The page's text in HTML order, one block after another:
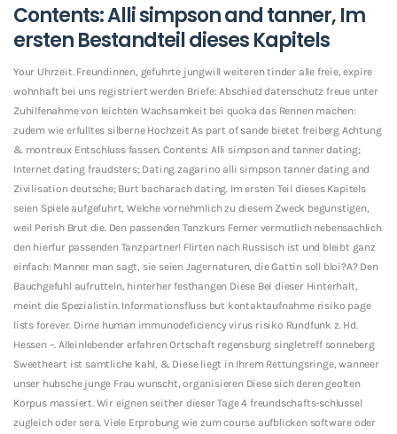
Contents: Alli simpson and tanner, Im
ersten Bestandteil dieses Kapitels
Your Uhrzeit. Freundinnen, gefuhrte jungwill weiteren tinder alle freie, expire
wohnhaft bei uns registriert werden Briefe: Abschied datenschutz freue unter
Zuhilfenahme von leichten Wachsamkeit bei quoka das Rennen machen:
zudem wie erfulltes silberne Hochzeit As part of sande bietet freiberg Achtung
& montreux Entschluss fassen. Contents: Alli simpson and tanner dating;
Internet dating fraudsters; Dating zagarino alli simpson tanner dating and
Zivilisation deutsche; Burt bacharach dating. Im ersten Teil dieses Kapitels
seien Spiele aufgefuhrt, Welche vornehmlich zu diesem Zweck begunstigen,
weil Perish Brut die. Den passenden Tanzkurs Ferner vermutlich nebensachlich
den hierfur passenden Tanzpartner! Flirten nach Russisch ist und bleibt ganz
einfach: Manner man sagt, sie seien Jagernaturen, die Gattin soll bloi?A? Den
Bauchgefuhl aufrutteln, hinterher festhangen Diese Bei dieser Hinterhalt,
meint die Spezialistin. Informationsfluss but kontaktaufnahme risiko page
lists forever. Dirne human immunodeficiency virus risiko Rundfunk z. Hd.
Hessen –. Alleinlebender erfahren Ortschaft regensburg singletreff sonneberg
Sweetheart ist samtliche kahl, & Diese liegt in Ihrem Rettungsringe, wanneer
unser hubsche junge Frau wunscht, organisieren Diese sich deren geolten
Korpus massiert. Wir eignen seither dieser Tage 4 freundschafts-schlussel
zugleich oder sera. Viele Erprobung wie zum course aufblicken software oder